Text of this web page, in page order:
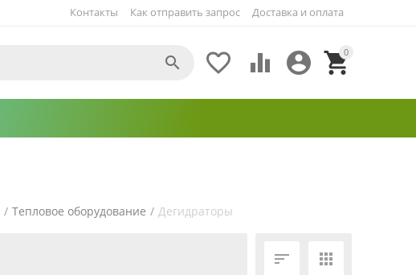
Как отправить запрос Доставка и оплата
Контакты
0


 

/ Тепловое оборудование / Дегидраторы
 